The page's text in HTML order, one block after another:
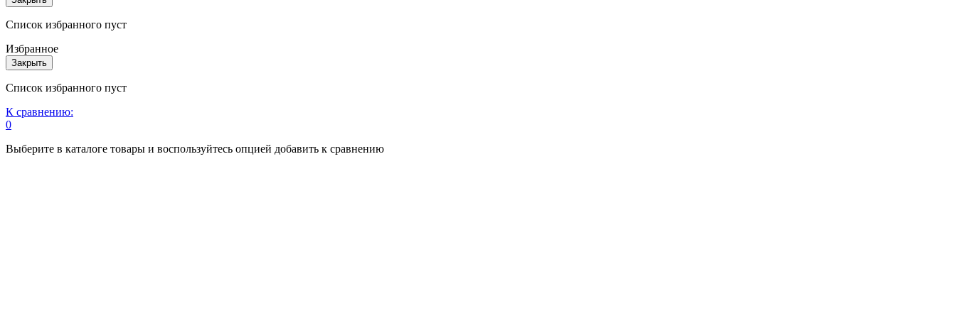
Список избранного пуст
Избранное
Закрыть
Список избранного пуст
К сравнению:
0
Выберите в каталоге товары и воспользуйтесь опцией добавить к сравнению